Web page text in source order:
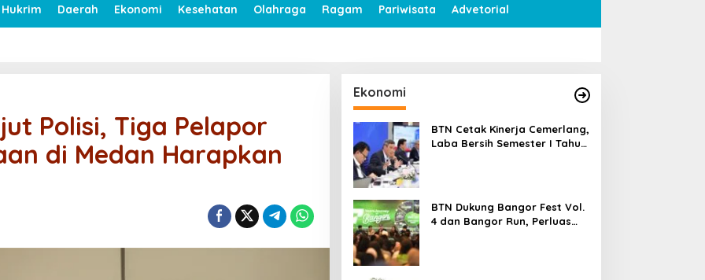
Hukrim Daerah Ekonomi Kesehatan Olahraga Ragam Pariwisata Advetorial
Polisi, Tiga Pelapor
di Medan Harapkan
Ekonomi
BTN Cetak Kinerja Cemerlang,
Laba Bersih Semester I Tahun
BTN Dukung Bangor Fest Vol.
4 dan Bangor Run, Perluas